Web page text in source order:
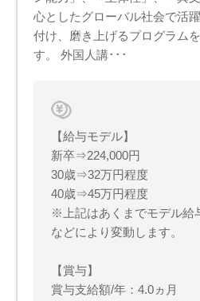
心としたグローバル社会で活
付け、磨き上げるプログラム
す。 外国人講･･･
【給与モデル】
新卒⇒224,000円
30歳⇒32万円程度
40歳⇒45万円程度
※上記はあくまでモデル給
などにより変動します。
【賞与】
賞与支給額/年：4.0ヵ月